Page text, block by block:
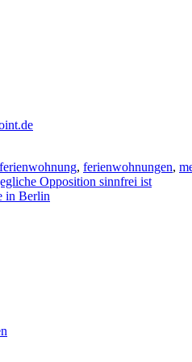
ferienwohnung, ferienwohnungen,
Opposition sinnfrei ist
in Berlin